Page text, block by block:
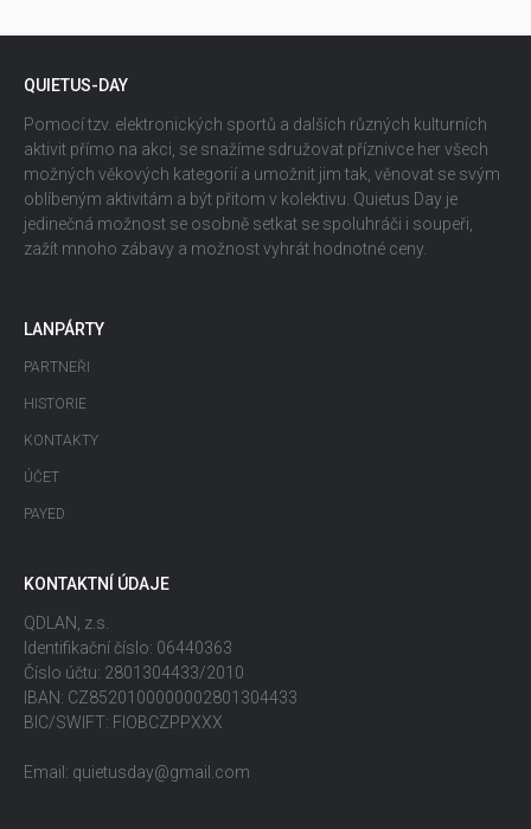
QUIETUS-DAY
Pomocí tzv. elektronických sportů a dalších různých kulturních
aktivit přímo na akci, se snažíme sdružovat příznivce her všech
možných věkových kategorií a umožnit jim tak, věnovat se svým
oblíbeným aktivitám a být přitom v kolektivu. Quietus Day je
jedinečná možnost se osobně setkat se spoluhráči i soupeři,
zažít mnoho zábavy a možnost vyhrát hodnotné ceny.
LANPÁRTY
PARTNEŘI
HISTORIE
KONTAKTY
ÚČET
PAYED
KONTAKTNÍ ÚDAJE
QDLAN, z.s.
Identifikační číslo: 06440363
Číslo účtu: 2801304433/2010
IBAN: CZ8520100000002801304433
BIC/SWIFT: FIOBCZPPXXX
Email: quietusday@gmail.com